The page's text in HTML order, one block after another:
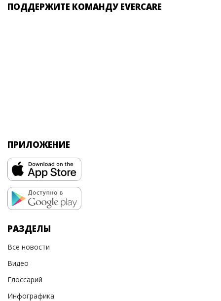
ПОДДЕРЖИТЕ КОМАНДУ EVERCARE
ПРИЛОЖЕНИЕ
РАЗДЕЛЫ
Все новости
Видео
Глоссарий
Инфографика